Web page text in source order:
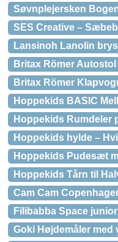
Søvnplejersken
SES Creative –
Lansinoh Lanolin
Britax Römer
Britax Römer
Hoppekids BASIC
Hoppekids Rumdeler
Hoppekids hylde –
Hoppekids Pudesæt
Hoppekids Tårn til
Cam Cam
Filibabba Space
Goki Højdemåler med